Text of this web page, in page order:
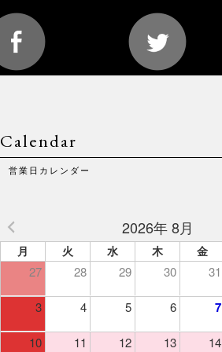
Calendar
営業日カレンダー
2026年 8月
月 火 水 木 金
27 28 29 30 31
3 4 5 6 7
10 11 12 13 14